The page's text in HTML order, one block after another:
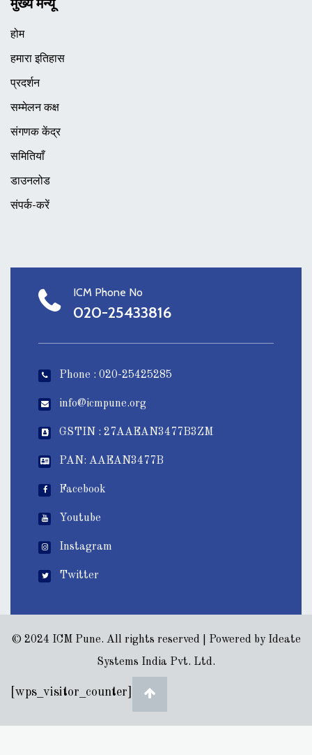
मुख्य मेन्यू
होम
हमारा इतिहास
प्रदर्शन
सम्मेलन कक्ष
संगणक केंद्र
समितियाँ
डाउनलोड
संपर्क-करें
ICM Phone No
020-25433816
Phone : 020-25425285
info@icmpune.org
GSTIN : 27AAEAN3477B3ZM
PAN: AAEAN3477B
Facebook
Youtube
Instagram
Twitter
© 2024 ICM Pune. All rights reserved | Powered by Ideate
Systems India Pvt. Ltd.
[wps_visitor_counter]